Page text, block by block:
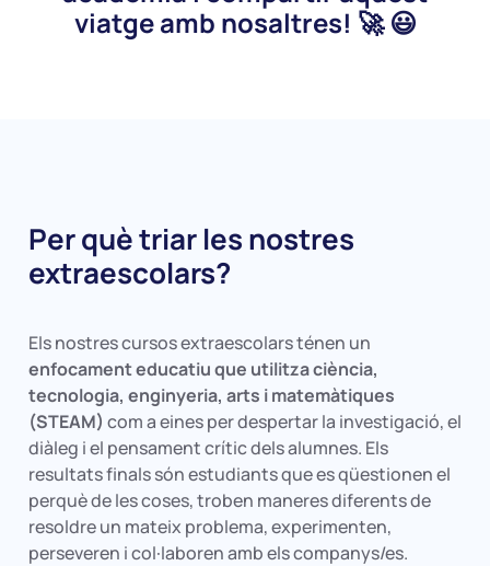
viatge amb nosaltres! 🚀 😃
Per què triar les nostres
extraescolars?
Els nostres cursos extraescolars ténen un
enfocament educatiu que utilitza ciència,
tecnologia, enginyeria, arts i matemàtiques
(STEAM) com a eines per despertar la investigació, el
diàleg i el pensament crític dels alumnes. Els
resultats finals són estudiants que es qüestionen el
perquè de les coses, troben maneres diferents de
resoldre un mateix problema, experimenten,
perseveren i col·laboren amb els companys/es.